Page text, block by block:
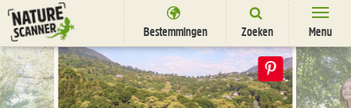
Ga
naar
content
Bestemmingen Zoeken Menu
Bestemmingen
Overnachten